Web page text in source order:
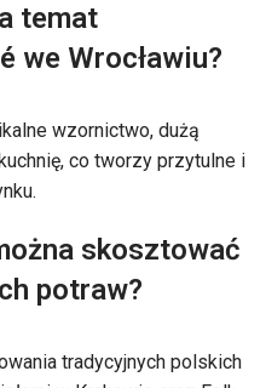
temat
we Wrocławiu?
wzornictwo, dużą
co tworzy przytulne i
skosztować
potraw?
tradycyjnych polskich